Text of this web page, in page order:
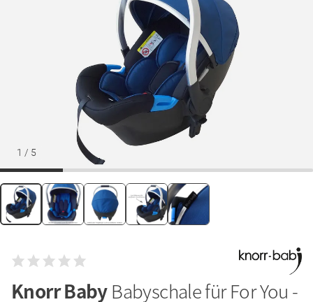
1 / 5
Knorr BabyBabyschale für For You -